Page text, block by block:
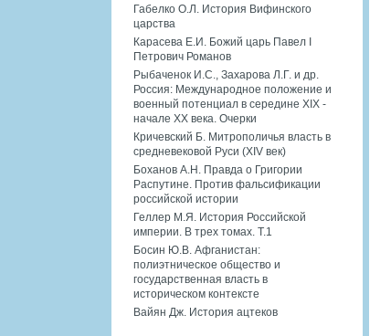
Габелко О.Л. История Вифинского
царства
Карасева Е.И. Божий царь Павел I
Петрович Романов
Рыбаченок И.С., Захарова Л.Г. и др.
Россия: Международное положение и
военный потенциал в середине XIX -
начале XX века. Очерки
Кричевский Б. Митрополичья власть в
средневековой Руси (XIV век)
Боханов А.Н. Правда о Григории
Распутине. Против фальсификации
российской истории
Геллер М.Я. История Российской
империи. В трех томах. Т.1
Босин Ю.В. Афганистан:
полиэтническое общество и
государственная власть в
историческом контексте
Вайян Дж. История ацтеков